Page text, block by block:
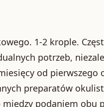
1-2 krople.
potrzeb,
od pierwszego
preparatów
podaniem obu